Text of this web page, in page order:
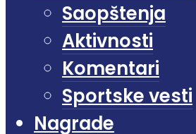
Saopštenja
Aktivnosti
Komentari
Sportske vesti
Nagrade